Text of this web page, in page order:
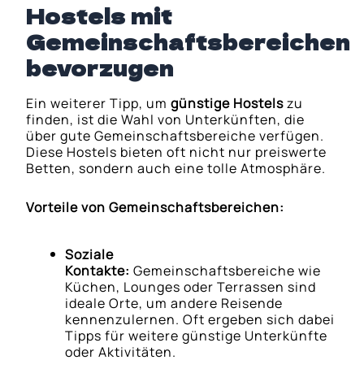
Hostels mit
Gemeinschaftsbereichen
bevorzugen
Ein weiterer Tipp, umgünstige Hostelszu
finden, ist die Wahl von Unterkünften, die
über gute Gemeinschaftsbereiche verfügen.
Diese Hostels bieten oft nicht nur preiswerte
Betten, sondern auch eine tolle Atmosphäre.
Vorteile von Gemeinschaftsbereichen:
Soziale
Kontakte: Gemeinschaftsbereiche wie
Küchen, Lounges oder Terrassen sind
ideale Orte, um andere Reisende
kennenzulernen. Oft ergeben sich dabei
Tipps für weitere günstige Unterkünfte
oder Aktivitäten.